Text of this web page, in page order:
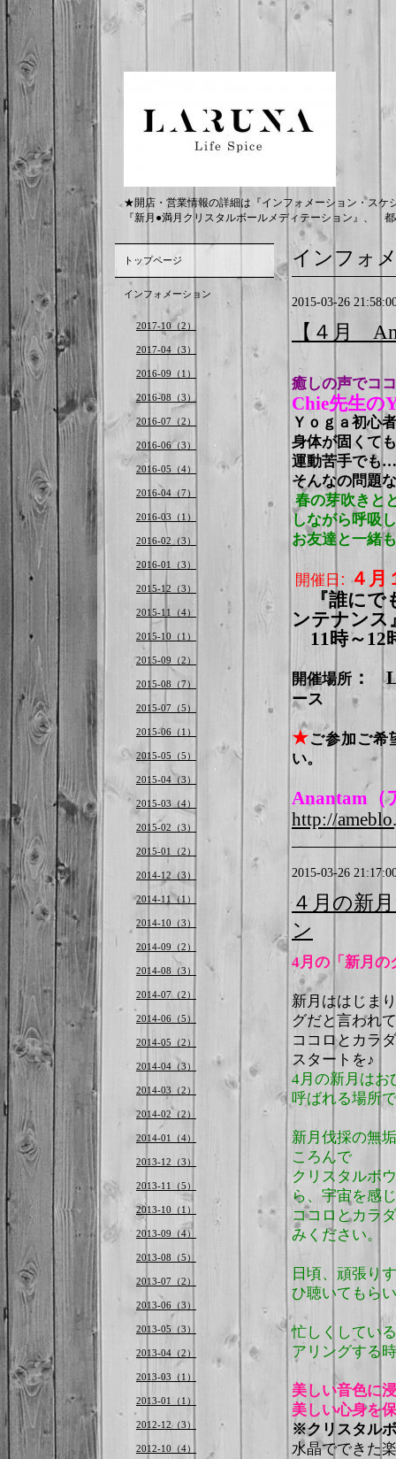
★開店・営業情報の詳細は『インフォメーション・ス
『新月●満月クリスタルボールメディテーション』、
インフォ
2015-03-26
【４月
癒しの声でコ
Chie先生の
Ｙｏｇａ初心
身体が固くて
運動苦手でも…
そんなの問題
春の芽吹きと
しながら呼吸
お友達と一緒
開催日 : ４ 月
『誰にで
ンテナンス
11時～12
開催場所 ：
ース
★ご参加ご希
い。
Anantam（
http://
2015-03-26
４月の新
ン
4月の「新月の
新月ははじま
グだと言われ
ココロとカラ
スタートを♪
4月の新月はお
呼ばれる場所
新月伐採の無
ころんで
クリスタルボ
ら、宇宙を感じ
ココロとカラ
みください。
日頃、頑張り
ひ聴いてもら
忙しくしてい
アリングする
美しい音色に
美しい心身を
※クリスタル
水晶でできた
トップページ
インフォメーション
2017-10（2）
2017-04（3）
2016-09（1）
2016-08（3）
2016-07（2）
2016-06（3）
2016-05（4）
2016-04（7）
2016-03（1）
2016-02（3）
2016-01（3）
2015-12（3）
2015-11（4）
2015-10（1）
2015-09（2）
2015-08（7）
2015-07（5）
2015-06（1）
2015-05（5）
2015-04（3）
2015-03（4）
2015-02（3）
2015-01（2）
2014-12（3）
2014-11（1）
2014-10（3）
2014-09（2）
2014-08（3）
2014-07（2）
2014-06（5）
2014-05（2）
2014-04（3）
2014-03（2）
2014-02（2）
2014-01（4）
2013-12（3）
2013-11（5）
2013-10（1）
2013-09（4）
2013-08（5）
2013-07（2）
2013-06（3）
2013-05（3）
2013-04（2）
2013-03（1）
2013-01（1）
2012-12（3）
2012-10（4）